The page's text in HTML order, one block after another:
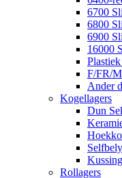
6700
6800
6900
16000
F/FR/
Ander
Kogellagers
Dun
Rollagers